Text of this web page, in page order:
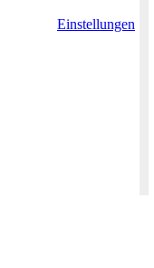
Einstellungen